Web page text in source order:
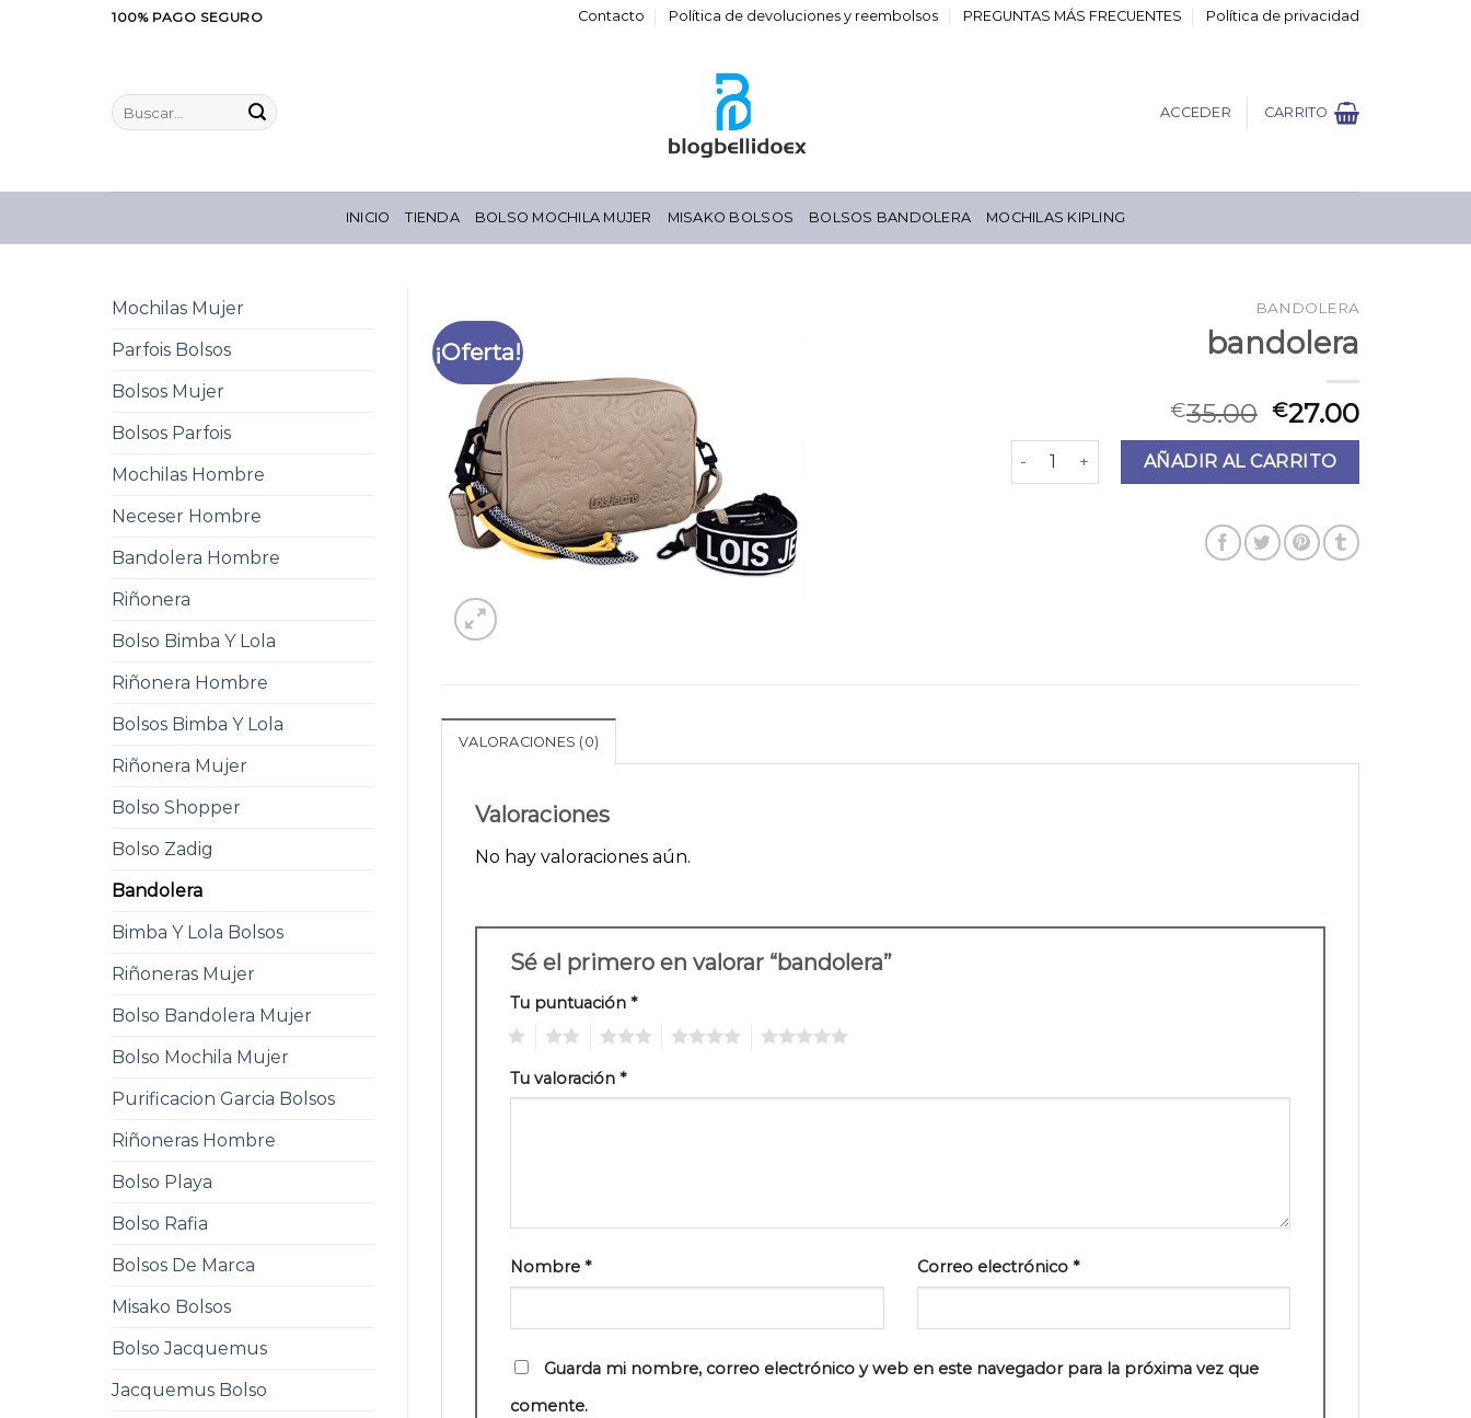
100% PAGO SEGURO Contacto Política de devoluciones y reembolsos PREGUNTAS MÁS FRECUENTES Política de privacidad
Buscar
por:
ACCEDER CARRITO
INICIO TIENDA BOLSO MOCHILA MUJER MISAKO BOLSOS BOLSOS BANDOLERA MOCHILAS KIPLING
Mochilas Mujer
Parfois Bolsos
Bolsos Mujer
Bolsos Parfois
Mochilas Hombre
Neceser Hombre
Bandolera Hombre
Riñonera
Bolso Bimba Y Lola
Riñonera Hombre
Bolsos Bimba Y Lola
Riñonera Mujer
Bolso Shopper
Bolso Zadig
Bandolera
Bimba Y Lola Bolsos
Riñoneras Mujer
Bolso Bandolera Mujer
Bolso Mochila Mujer
Purificacion Garcia Bolsos
Riñoneras Hombre
Bolso Playa
Bolso Rafia
Bolsos De Marca
Misako Bolsos
Bolso Jacquemus
Jacquemus Bolso
¡Oferta!
BANDOLERA
bandolera
€35.00 €27.00
bandolera cantidadAÑADIR AL CARRITO
VALORACIONES (0)
Valoraciones
No hay valoraciones aún.
Sé el primero en valorar “bandolera”
Tu puntuación *
Tu valoración *
Nombre * Correo electrónico *
Guarda mi nombre, correo electrónico y web en este navegador para la próxima vez que
comente.